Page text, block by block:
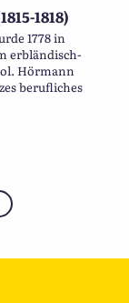
1818)
1778 in
erbländisch-
Hörmann
berufliches